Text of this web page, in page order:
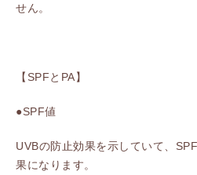
せん。
【SPFとPA】
●SPF値
UVBの防止効果を示していて、
果になります。